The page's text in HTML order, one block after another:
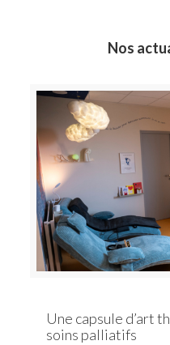
Nos
Une capsule d’art
soins palliatifs